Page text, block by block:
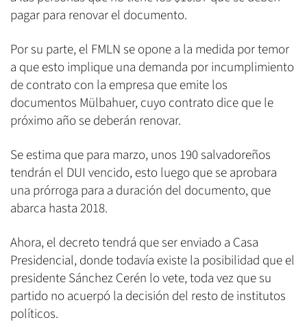
pagar para renovar el documento.
Por su parte, el FMLN se opone a la medida por temor
a que esto implique una demanda por incumplimiento
de contrato con la empresa que emite los
documentos Mülbahuer, cuyo contrato dice que le
próximo año se deberán renovar.
Se estima que para marzo, unos 190 salvadoreños
tendrán el DUI vencido, esto luego que se aprobara
una prórroga para a duración del documento, que
abarca hasta 2018.
Ahora, el decreto tendrá que ser enviado a Casa
Presidencial, donde todavía existe la posibilidad que el
presidente Sánchez Cerén lo vete, toda vez que su
partido no acuerpó la decisión del resto de institutos
políticos.